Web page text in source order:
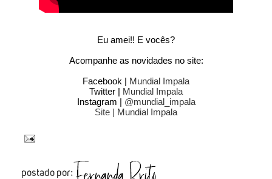
Eu amei!! E vocês?
Acompanhe as novidades no site:
Facebook | Mundial Impala
Twitter | Mundial Impala
Instagram | @mundial_impala
Site | Mundial Impala